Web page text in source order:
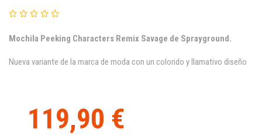
Mochila Peeking Characters Remix Savage de Sprayground.
Nueva variante de la marca de moda con un colorido y llamativo diseño
119,90 €